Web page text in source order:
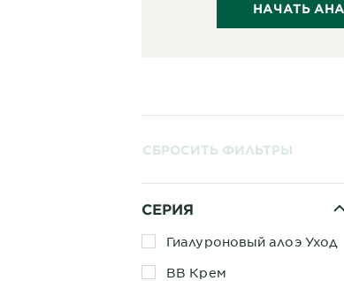
НАЧАТЬ
СБРОСИТЬ ФИЛЬТРЫ
СЕРИЯ
Гиалуроновый алоэ Уход
BB Крем